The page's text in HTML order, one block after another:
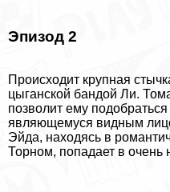
Эпизод 2
Происходит крупная
цыганской бандой Ли.
позволит ему
являющемуся видным
Эйда, находясь в
Торном, попадает в очень